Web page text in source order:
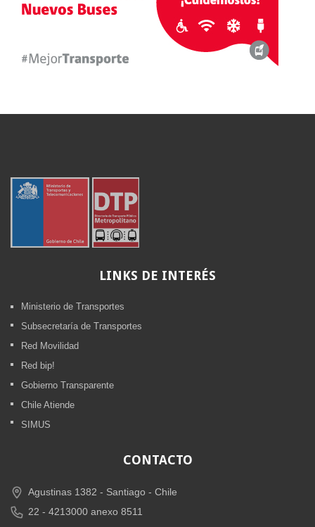
LINKS DE INTERÉS
Ministerio de Transportes
Subsecretaría de Transportes
Red Movilidad
Red bip!
Gobierno Transparente
Chile Atiende
SIMUS
CONTACTO
Agustinas 1382 - Santiago - Chile
22 - 4213000 anexo 8511